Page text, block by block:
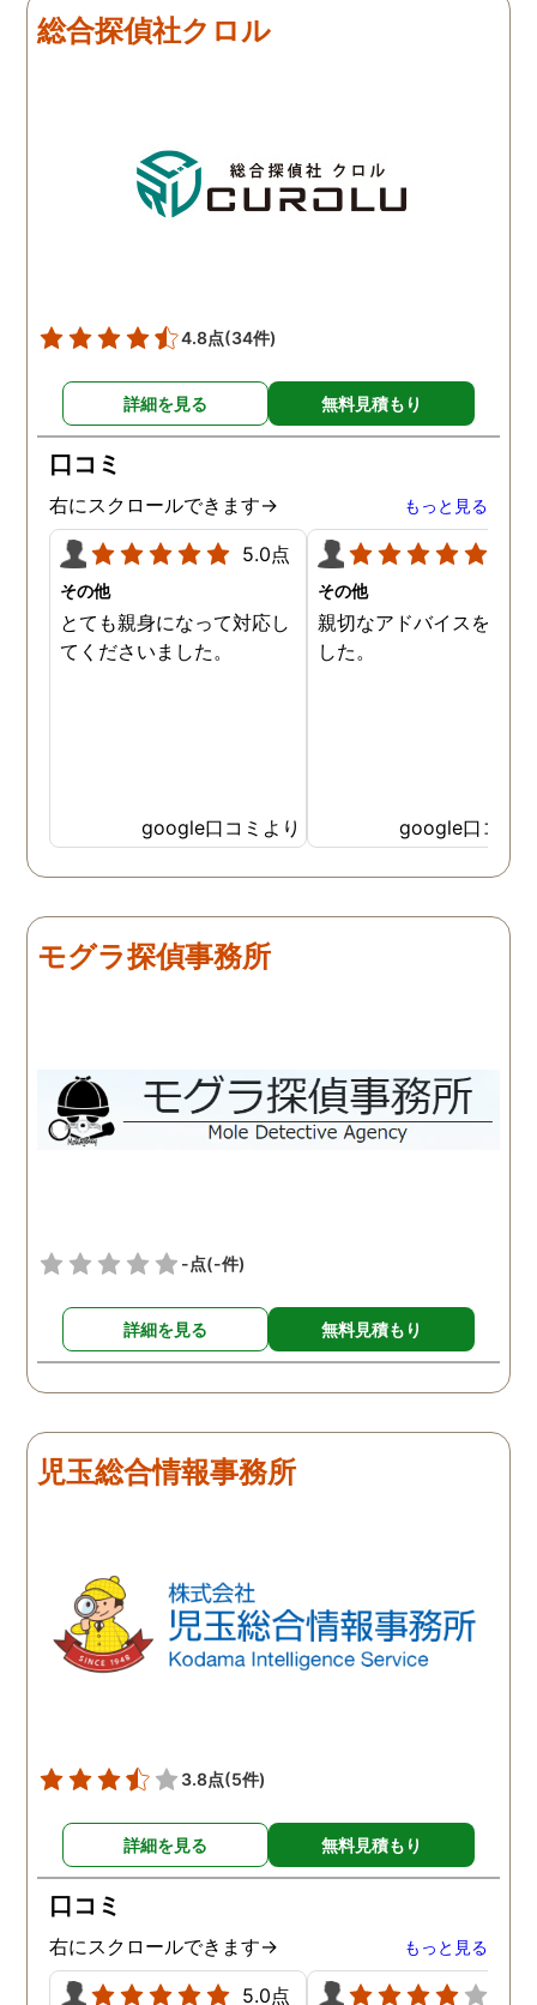
総合探偵社クロル
4.8点(34件)
詳細を見る 無料見積もり
口コミ
右にスクロールできます→ もっと見る
5.0点
その他
とても親身になって対応し
てくださいました。
google口コミより
その他
親切なアドバイスを頂き
した。
google口コミ
モグラ探偵事務所
-点(-件)
詳細を見る 無料見積もり
児玉総合情報事務所
3.8点(5件)
詳細を見る 無料見積もり
口コミ
右にスクロールできます→ もっと見る
5.0点